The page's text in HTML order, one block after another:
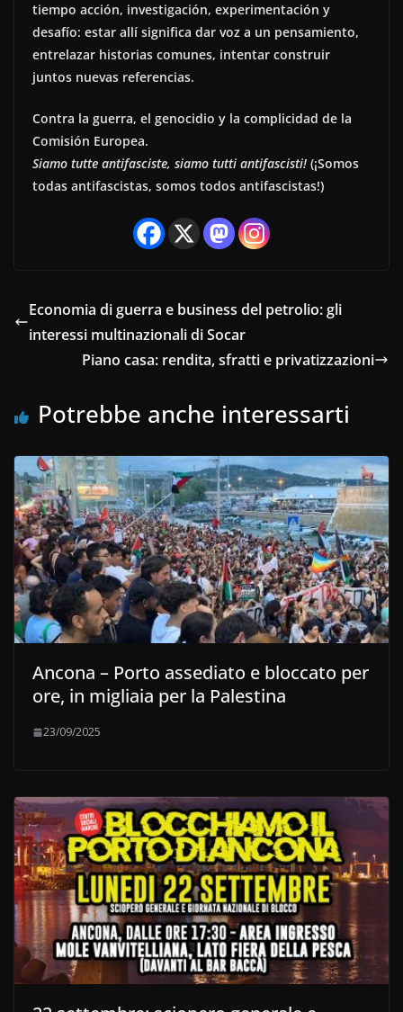
tiempo acción, investigación, experimentación y
desafío: estar allí significa dar voz a un pensamiento,
entrelazar historias comunes, intentar construir
juntos nuevas referencias.
Contra la guerra, el genocidio y la complicidad de la
Comisión Europea.
Siamo tutte antifasciste, siamo tutti antifascisti! (¡Somos
todas antifascistas, somos todos antifascistas!)
Economia di guerra e business del petrolio: gli
interessi multinazionali di Socar
Piano casa: rendita, sfratti e privatizzazioni
Potrebbe anche interessarti
Ancona – Porto assediato e bloccato per
ore, in migliaia per la Palestina
23/09/2025